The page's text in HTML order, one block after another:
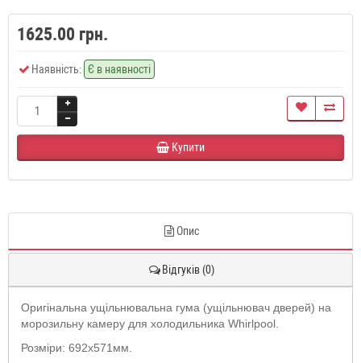
1625.00 грн.
Наявність: Є в наявності
Купити
Опис
Відгуків (0)
Оригінальна ущільнювальна гума (ущільнювач дверей) на
морозильну камеру для холодильника Whirlpool.
Розміри: 692x571мм.